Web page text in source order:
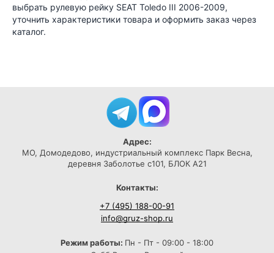
выбрать рулевую рейку SEAT Toledo III 2006-2009,
уточнить характеристики товара и оформить заказ через
каталог.
Адрес:
МО, Домодедово, индустриальный комплекс Парк Весна,
деревня Заболотье с101, БЛОК А21
Контакты:
+7 (495) 188-00-91
info@gruz-shop.ru
Режим работы: Пн - Пт - 09:00 - 18:00